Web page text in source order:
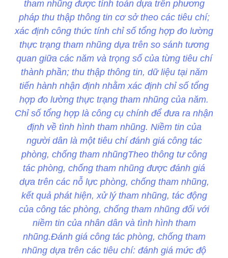
tham nhũng được tính toán dựa trên phương
pháp thu thập thông tin cơ sở theo các tiêu chí;
xác định công thức tính chỉ số tổng hợp đo lường
thực trạng tham nhũng dựa trên so sánh tương
quan giữa các năm và trọng số của từng tiêu chí
thành phần; thu thập thông tin, dữ liệu tại năm
tiến hành nhận định nhằm xác định chỉ số tổng
hợp đo lường thực trạng tham nhũng của năm.
Chỉ số tổng hợp là công cụ chính để đưa ra nhận
định về tình hình tham nhũng. Niềm tin của
người dân là một tiêu chí đánh giá công tác
phòng, chống tham nhũngTheo thông tư công
tác phòng, chống tham nhũng được đánh giá
dựa trên các nỗ lực phòng, chống tham nhũng,
kết quả phát hiện, xử lý tham nhũng, tác động
của công tác phòng, chống tham nhũng đối với
niềm tin của nhân dân và tình hình tham
nhũng.Đánh giá công tác phòng, chống tham
nhũng dựa trên các tiêu chí: đánh giá mức độ